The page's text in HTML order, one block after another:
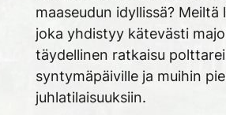
maaseudun idyllissä?
joka yhdistyy kätevästi
täydellinen ratkaisu
syntymäpäiville ja muihin
juhlatilaisuuksiin.